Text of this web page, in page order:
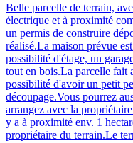
Belle parcelle de terrain,
électrique et à proximité
un permis de construire
réalisé.La maison prévue
possibilité d'étage, un
tout en bois.La parcelle fait
possibilité d'avoir un petit
découpage.Vous pourrez
arrangez avec la
y a à proximité env. 1
propriétaire du terrain.Le